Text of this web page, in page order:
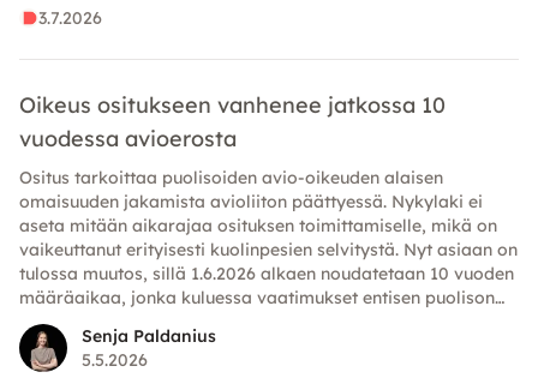
3.7.2026
Oikeus ositukseen vanhenee jatkossa 10
vuodessa avioerosta
Ositus tarkoittaa puolisoiden avio-oikeuden alaisen
omaisuuden jakamista avioliiton päättyessä. Nykylaki ei
aseta mitään aikarajaa osituksen toimittamiselle, mikä on
vaikeuttanut erityisesti kuolinpesien selvitystä. Nyt asiaan on
tulossa muutos, sillä 1.6.2026 alkaen noudatetaan 10 vuoden
määräaikaa, jonka kuluessa vaatimukset entisen puolison
omaisuutta kohtaan on esitettävä.
Senja Paldanius
5.5.2026